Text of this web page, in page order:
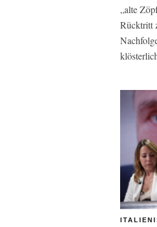
„alte
Rücktritt